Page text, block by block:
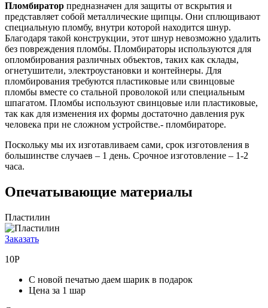
Пломбиратор предназначен для защиты от вскрытия и
представляет собой металлические щипцы. Они сплющивают
специальную пломбу, внутри которой находится шнур.
Благодаря такой конструкции, этот шнур невозможно удалить
без повреждения пломбы. Пломбираторы используются для
опломбирования различных объектов, таких как склады,
огнетушители, электроустановки и контейнеры. Для
пломбирования требуются пластиковые или свинцовые
пломбы вместе со стальной проволокой или специальным
шпагатом. Пломбы используют свинцовые или пластиковые,
так как для изменения их формы достаточно давления рук
человека при не сложном устройстве.- пломбираторе.
Поскольку мы их изготавливаем сами, срок изготовления в
большинстве случаев – 1 день. Срочное изготовление – 1-2
часа.
Опечатывающие материалы
Пластилин
Заказать
10Р
С новой печатью даем шарик в подарок
Цена за 1 шар